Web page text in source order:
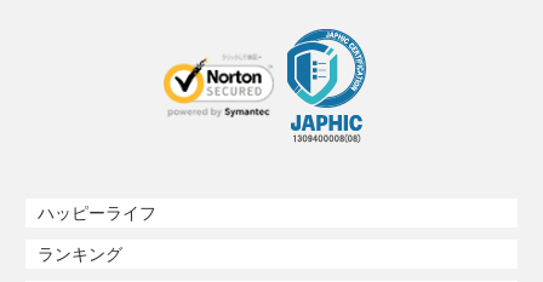
ハッピーライフ
ランキング